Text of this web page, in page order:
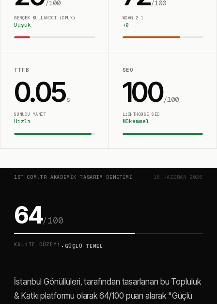
/100
GERÇEK KULLANICI (CRUX)
Düşük
/100
WCAG 2.1
+0
TTFB
0.05s
SUNUCU YANIT
Hızlı
SEO
100/100
LIGHTHOUSE SEO
Mükemmel
1ST.COM.TR AKADEMIK TASARIM DENETIMI 16 HAZIRAN 2026
64/100
KALITE DÜZEYI ·GÜÇLÜ TEMEL
İstanbul Gönüllüleri, tarafından tasarlanan bu Topluluk
& Katkı platformu olarak 64/100 puan alarak "Güçlü